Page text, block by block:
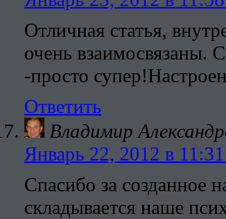
Отличная статья,
очень взаимосвязаны.
-просто
Ответить
Владимир
Январь 22, 2012 в
Спасибо за созданное
складывается наше